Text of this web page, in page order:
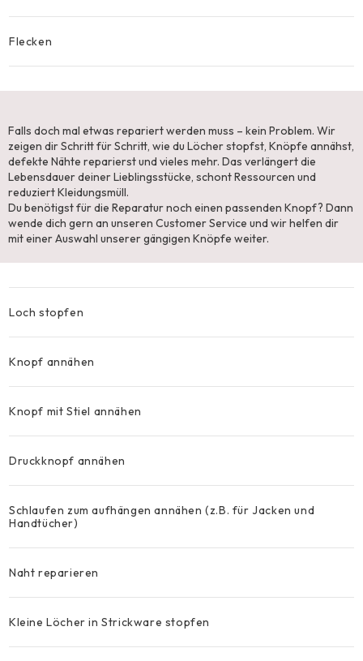
Flecken
#2 Reparieren
Falls doch mal etwas repariert werden muss – kein Problem. Wir
zeigen dir Schritt für Schritt, wie du Löcher stopfst, Knöpfe annähst,
defekte Nähte reparierst und vieles mehr. Das verlängert die
Lebensdauer deiner Lieblingsstücke, schont Ressourcen und
reduziert Kleidungsmüll.​
Du benötigst für die Reparatur noch einen passenden Knopf? Dann
wende dich gern an unseren Customer Service und wir helfen dir
mit einer Auswahl unserer gängigen Knöpfe weiter.
Loch stopfen
Knopf annähen
Knopf mit Stiel annähen
Druckknopf annähen
Schlaufen zum aufhängen annähen (z.B. für Jacken und
Handtücher)
Naht reparieren
Kleine Löcher in Strickware stopfen